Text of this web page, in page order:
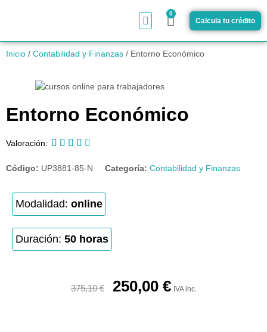
0
Calcula tu crédito
Inicio / Contabilidad y Finanzas / Entorno Económico
Entorno Económico
Valoración:     
Código: UP3881-85-N Categoría: Contabilidad y Finanzas
Modalidad: online
Duración: 50 horas
375,10€ 250,00 € IVA inc.